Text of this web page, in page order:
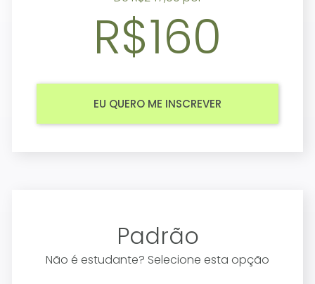
R$160
EU QUERO ME INSCREVER
Padrão
Não é estudante? Selecione esta opção